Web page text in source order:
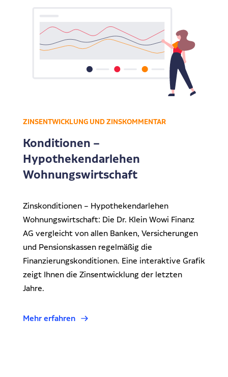
ZINSENTWICKLUNG UND ZINSKOMMENTAR
Konditionen –
Hypothekendarlehen
Wohnungswirtschaft
Zinskonditionen – Hypothekendarlehen
Wohnungswirtschaft: Die Dr. Klein Wowi Finanz
AG vergleicht von allen Banken, Versicherungen
und Pensionskassen regelmäßig die
Finanzierungskonditionen. Eine interaktive Grafik
zeigt Ihnen die Zinsentwicklung der letzten
Jahre.
Mehr erfahren